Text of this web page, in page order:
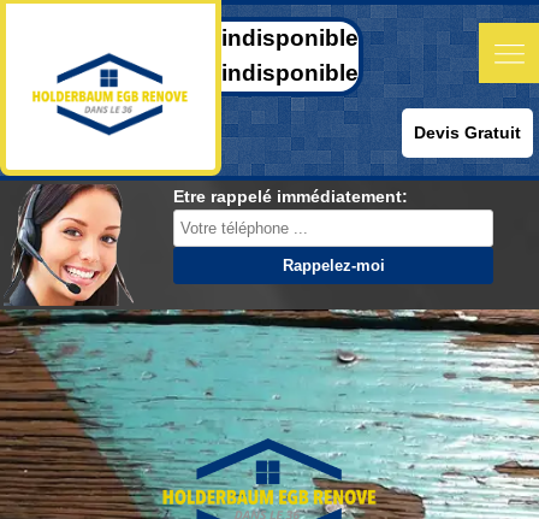
indisponible
indisponible
Devis Gratuit
Etre rappelé immédiatement: